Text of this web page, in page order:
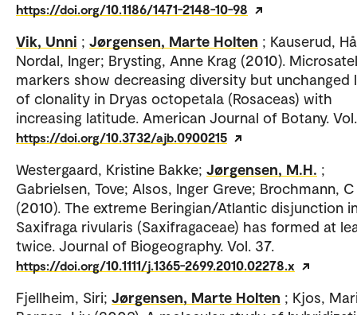
https://doi.org/10.1186/1471-2148-10-98
Vik, Unni ; Jørgensen, Marte Holten ; Kauserud,
Nordal, Inger; Brysting, Anne Krag (2010).
markers show decreasing diversity but unchanged
of clonality in Dryas octopetala (Rosaceas) with
increasing latitude. American Journal of Botany.
https://doi.org/10.3732/ajb.0900215
Westergaard, Kristine Bakke; Jørgensen, M.H. ;
Gabrielsen, Tove; Alsos, Inger Greve; Brochmann, C
(2010). The extreme Beringian/Atlantic disjunction
Saxifraga rivularis (Saxifragaceae) has formed at
twice. Journal of Biogeography. Vol. 37.
https://doi.org/10.1111/j.1365-2699.2010.02278.x
Fjellheim, Siri; Jørgensen, Marte Holten ; Kjos,